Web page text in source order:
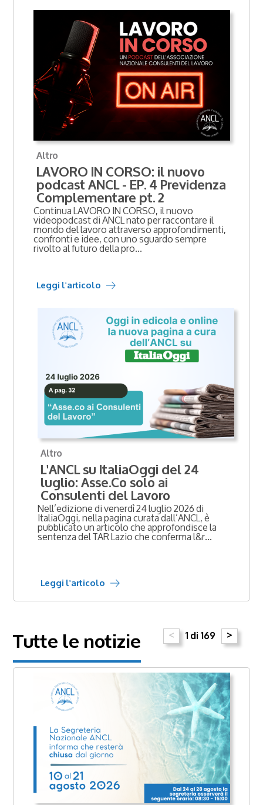
Altro
LAVORO IN CORSO: il nuovo
podcast ANCL - EP. 4 Previdenza
Complementare pt. 2
Continua LAVORO IN CORSO, il nuovo
videopodcast di ANCL nato per raccontare il
mondo del lavoro attraverso approfondimenti,
confronti e idee, con uno sguardo sempre
rivolto al futuro della pro...
Leggi l'articolo
Altro
L'ANCL su ItaliaOggi del 24
luglio: Asse.Co solo ai
Consulenti del Lavoro
Nell’edizione di venerdì 24 luglio 2026 di
ItaliaOggi, nella pagina curata dall’ANCL, è
pubblicato un articolo che approfondisce la
sentenza del TAR Lazio che conferma l&r...
Leggi l'articolo
Tutte le notizie < 1 di 169 >